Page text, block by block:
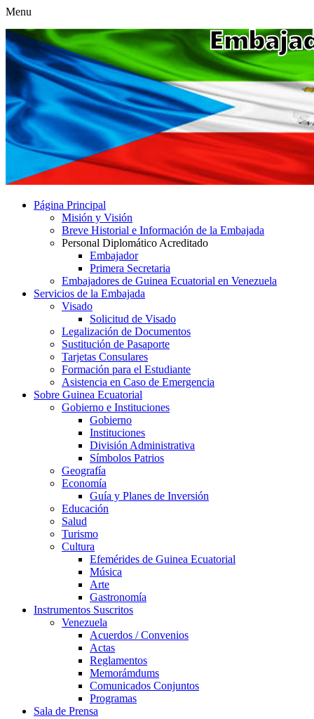
Menu
Página Principal
Misión y Visión
Breve Historial e Información de la Embajada
Personal Diplomático Acreditado
Embajador
Primera Secretaria
Embajadores de Guinea Ecuatorial en Venezuela
Servicios de la Embajada
Visado
Solicitud de Visado
Legalización de Documentos
Sustitución de Pasaporte
Tarjetas Consulares
Formación para el Estudiante
Asistencia en Caso de Emergencia
Sobre Guinea Ecuatorial
Gobierno e Instituciones
Gobierno
Instituciones
División Administrativa
Símbolos Patrios
Geografía
Economía
Guía y Planes de Inversión
Educación
Salud
Turismo
Cultura
Efemérides de Guinea Ecuatorial
Música
Arte
Gastronomía
Instrumentos Suscritos
Venezuela
Acuerdos / Convenios
Actas
Reglamentos
Memorámdums
Comunicados Conjuntos
Programas
Sala de Prensa